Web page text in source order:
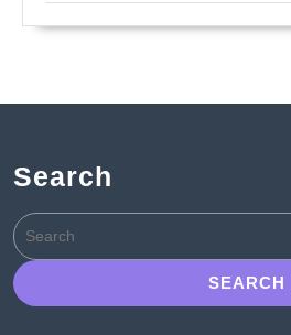
Search
Search
for: